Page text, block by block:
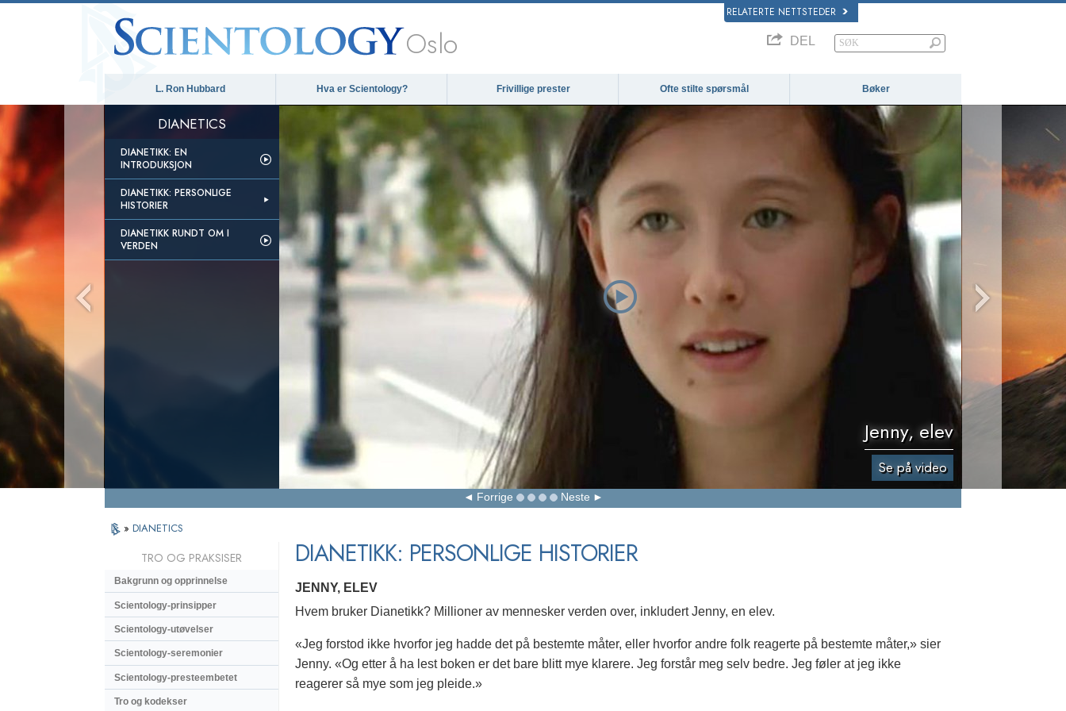
RELATERTE NETTSTEDER
Oslo DEL
L. Ron Hubbard Hva er Scientology? Frivillige prester Ofte stilte spørsmål Bøker
DIANETICS
DIANETIKK: EN
INTRODUKSJON
DIANETIKK: PERSONLIGE
HISTORIER
DIANETIKK RUNDT OM I
VERDEN
Jenny, elev
Se på video
Forrige Neste
» DIANETICS
DIANETIKK: PERSONLIGE HISTORIER
JENNY, ELEV
Hvem bruker Dianetikk? Millioner av mennesker verden over, inkludert Jenny, en elev.
«Jeg forstod ikke hvorfor jeg hadde det på bestemte måter, eller hvorfor andre folk reagerte på bestemte måter,» sier
Jenny. «Og etter å ha lest boken er det bare blitt mye klarere. Jeg forstår meg selv bedre. Jeg føler at jeg ikke
reagerer så mye som jeg pleide.»
TRO OG PRAKSISER
Bakgrunn og opprinnelse
Scientology-prinsipper
Scientology-utøvelser
Scientology-seremonier
Scientology-presteembetet
Tro og kodekser